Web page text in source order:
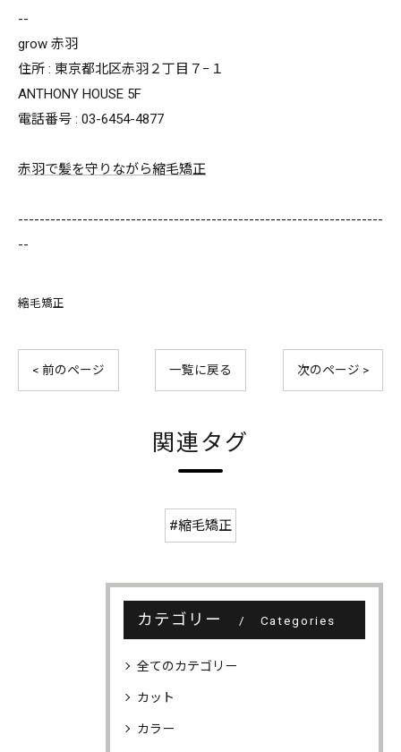
--
grow 赤羽
住所 : 東京都北区赤羽２丁目７−１
ANTHONY HOUSE 5F
電話番号 : 03-6454-4877
赤羽で髪を守りながら縮毛矯正
--------------------------------------------------------------------
--
縮毛矯正
< 前のページ 一覧に戻る 次のページ >
関連タグ
#縮毛矯正
カテゴリー Categories
全てのカテゴリー
カット
カラー